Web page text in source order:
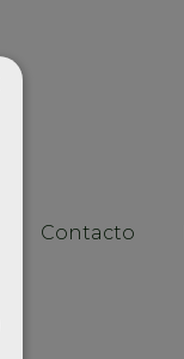
Contacto